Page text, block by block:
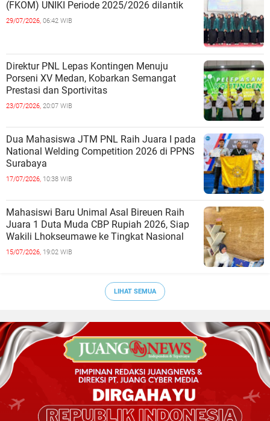
(FKOM) UNIKI Periode 2025/2026 dilantik
29/07/2026, 06:42 WIB
Direktur PNL Lepas Kontingen Menuju
Porseni XV Medan, Kobarkan Semangat
Prestasi dan Sportivitas
23/07/2026, 20:07 WIB
Dua Mahasiswa JTM PNL Raih Juara I pada
National Welding Competition 2026 di PPNS
Surabaya
17/07/2026, 10:38 WIB
Mahasiswi Baru Unimal Asal Bireuen Raih
Juara 1 Duta Muda CBP Rupiah 2026, Siap
Wakili Lhokseumawe ke Tingkat Nasional
15/07/2026, 19:02 WIB
LIHAT SEMUA